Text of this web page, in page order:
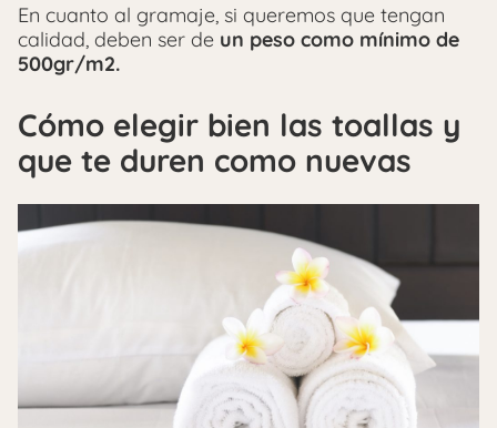
En cuanto al gramaje, si queremos que tengan
calidad, deben ser de un peso como mínimo de
500gr/m2.
Cómo elegir bien las toallas y
que te duren como nuevas